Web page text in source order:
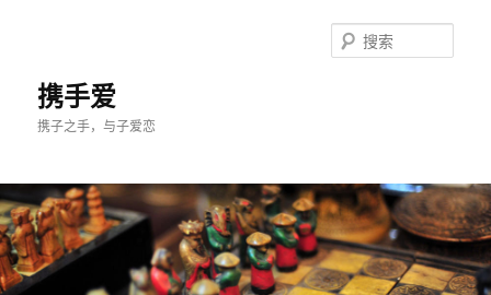
携手爱
携子之手，与子爱恋
索